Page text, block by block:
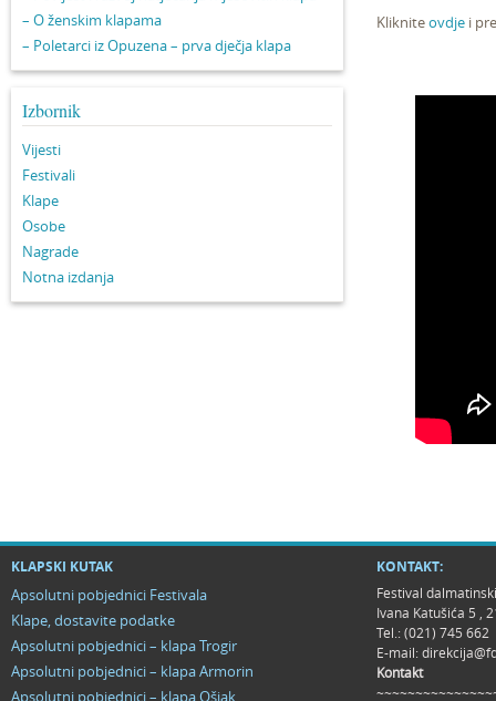
– O ženskim klapama
– Poletarci iz Opuzena – prva dječja klapa
Izbornik
Vijesti
Festivali
Klape
Osobe
Nagrade
Notna izdanja
Klikniteovdje i
KLAPSKI KUTAK
Apsolutni pobjednici Festivala
Klape, dostavite podatke
Apsolutni pobjednici – klapa Trogir
Apsolutni pobjednici – klapa Armorin
Apsolutni pobjednici – klapa Ošjak
KONTAKT:
Festival
Ivana Katušića 5 ,
Tel.: (021) 745 662
E-mail:
Kontakt